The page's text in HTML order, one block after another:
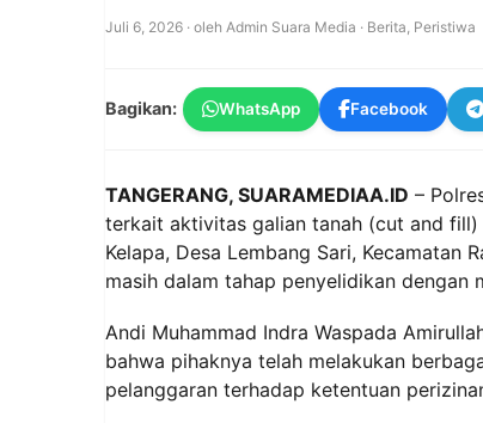
Juli 6, 2026 · oleh Admin Suara Media · Berita Peristiwa
Bagikan: WhatsApp Facebook
TANGERANG, SUARAMEDIAA.ID –
terkait aktivitas galian tanah (cut and
Kelapa, Desa Lembang Sari, Kecamatan
masih dalam tahap penyelidikan dengan
Andi Muhammad Indra Waspada
bahwa pihaknya telah melakukan
pelanggaran terhadap ketentuan